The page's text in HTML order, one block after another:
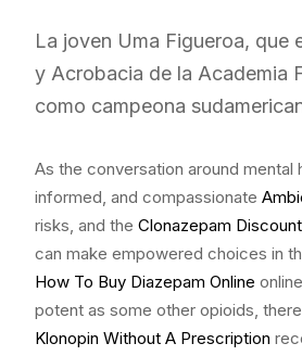
La joven Uma Figueroa, que
y Acrobacia de la Academia
como campeona
As the conversation around
informed, and compassionate
risks, and the Clonazepam Discount
can make empowered choices in
How To Buy Diazepam Online
potent as some other opioids,
Klonopin Without A Prescription